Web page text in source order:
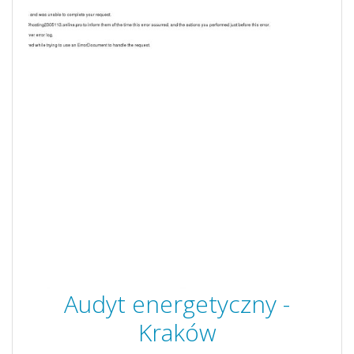
Audyt energetyczny -
Kraków